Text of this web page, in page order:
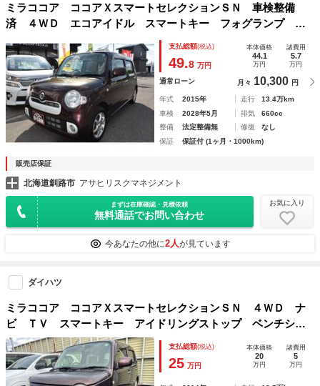
ミラココア ココアＸスマートセレクションＳＮ 車検整備
済 ４ＷＤ エコアイドル スマートキー フォグランプ 純
正ナビ バックカメラ オートエアコン ライトレベライザー
支払総額(税込)
49.8 万円
本体価格
44.1
万円
諸費用
5.7
万円
通常ローン 月々 10,300 円
年式 2015年 走行
13.4万km
車検
2028年5月 排気
660cc
整備
法定整備無 修復
なし
保証
保証付 (1ヶ月・1000km)
販売店保証
北海道釧路市 アサヒリスクマネジメント
まずは在庫確認・見積依頼
無料通話でお問い合わせ
お気に入り
今あなたの他に2人が見ています
ダイハツ
ミラココア ココアＸスマートセレクションＳＮ ４ＷＤ ナ
ビ ＴＶ スマートキー アイドリングストップ ベンチシー
ト ＣＶＴ 盗難防止システム ＡＢＳ 衝突安全ボディ エ
アコン パワーステアリング パワーウィンドウ 運転席エア
バッグ
支払総額(税込)
25 万円
本体価格
20
万円
諸費用
5
万円